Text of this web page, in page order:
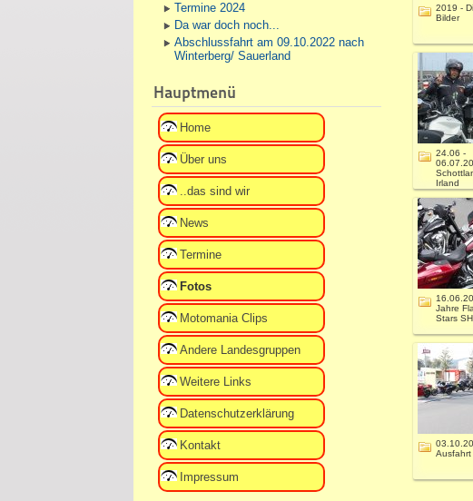
Termine 2024
Da war doch noch...
Abschlussfahrt am 09.10.2022 nach
Winterberg/ Sauerland
Hauptmenü
Home
Über uns
..das sind wir
News
Termine
Fotos
Motomania Clips
Andere Landesgruppen
Weitere Links
Datenschutzerklärung
Kontakt
Impressum
2019 -
Bilder
24.06 -
Irland
Jahre
Stars SH
Ausfahrt